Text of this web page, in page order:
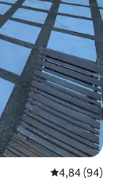
Évaluation
4,84 (94)